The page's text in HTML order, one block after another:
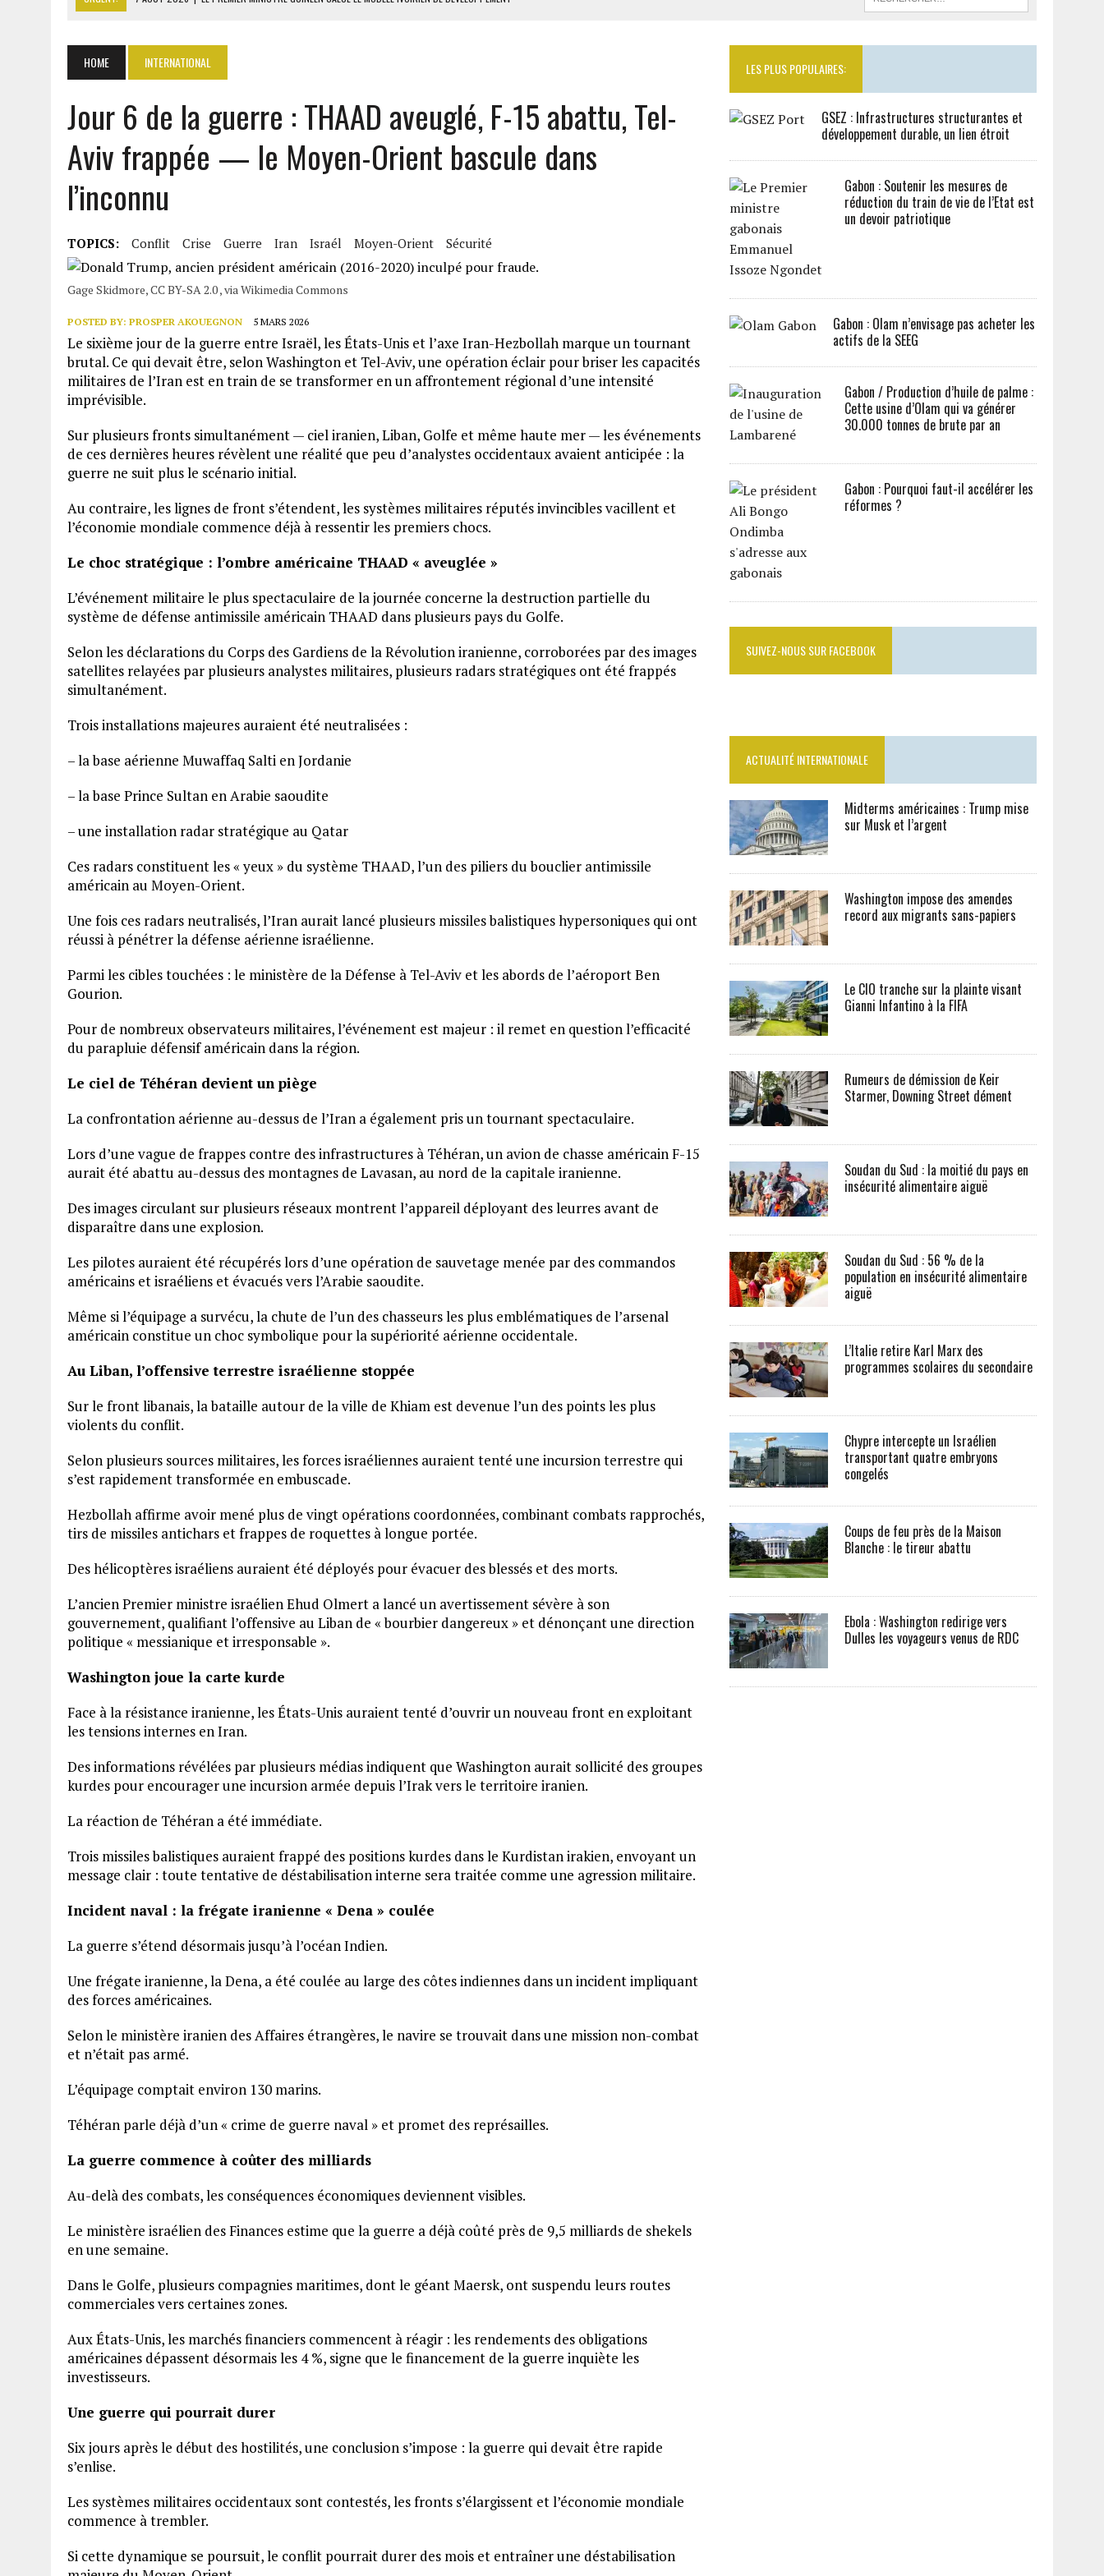
7 AOÛT 2026 | OUATTARA APPELLE À L’UNION NATIONALE POUR BÂTIR LA GRANDE CÔTE D’IVOIRE
7 AOÛT 2026
CÔTE D’IVOIRE : OUATTARA GRACIE 4 661 DÉTENUS POUR L’INDÉPENDANCE
HOME INTERNATIONAL
Jour 6 de la guerre : THAAD aveuglé, F-15 abattu, Tel-
Aviv frappée — le Moyen-Orient bascule dans
l’inconnu
TOPICS: Conflit Crise Guerre Iran Israél Moyen-Orient Sécurité
Gage Skidmore, CC BY-SA 2.0 , via Wikimedia Commons
POSTED BY: PROSPER AKOUEGNON 5 MARS 2026
Le sixième jour de la guerre entre Israël, les États-Unis et l’axe Iran-Hezbollah marque un tournant
brutal. Ce qui devait être, selon Washington et Tel-Aviv, une opération éclair pour briser les capacités
militaires de l’Iran est en train de se transformer en un affrontement régional d’une intensité
imprévisible.
Sur plusieurs fronts simultanément — ciel iranien, Liban, Golfe et même haute mer — les événements
de ces dernières heures révèlent une réalité que peu d’analystes occidentaux avaient anticipée : la
guerre ne suit plus le scénario initial.
Au contraire, les lignes de front s’étendent, les systèmes militaires réputés invincibles vacillent et
l’économie mondiale commence déjà à ressentir les premiers chocs.
Le choc stratégique : l’ombre américaine THAAD « aveuglée »
L’événement militaire le plus spectaculaire de la journée concerne la destruction partielle du
système de défense antimissile américain THAAD dans plusieurs pays du Golfe.
Selon les déclarations du Corps des Gardiens de la Révolution iranienne, corroborées par des images
satellites relayées par plusieurs analystes militaires, plusieurs radars stratégiques ont été frappés
simultanément.
Trois installations majeures auraient été neutralisées :
– la base aérienne Muwaffaq Salti en Jordanie
– la base Prince Sultan en Arabie saoudite
– une installation radar stratégique au Qatar
Ces radars constituent les « yeux » du système THAAD, l’un des piliers du bouclier antimissile
américain au Moyen-Orient.
Une fois ces radars neutralisés, l’Iran aurait lancé plusieurs missiles balistiques hypersoniques qui ont
réussi à pénétrer la défense aérienne israélienne.
Parmi les cibles touchées : le ministère de la Défense à Tel-Aviv et les abords de l’aéroport Ben
Gourion.
Pour de nombreux observateurs militaires, l’événement est majeur : il remet en question l’efficacité
du parapluie défensif américain dans la région.
Le ciel de Téhéran devient un piège
La confrontation aérienne au-dessus de l’Iran a également pris un tournant spectaculaire.
Lors d’une vague de frappes contre des infrastructures à Téhéran, un avion de chasse américain F-15
aurait été abattu au-dessus des montagnes de Lavasan, au nord de la capitale iranienne.
Des images circulant sur plusieurs réseaux montrent l’appareil déployant des leurres avant de
disparaître dans une explosion.
Les pilotes auraient été récupérés lors d’une opération de sauvetage menée par des commandos
américains et israéliens et évacués vers l’Arabie saoudite.
Même si l’équipage a survécu, la chute de l’un des chasseurs les plus emblématiques de l’arsenal
américain constitue un choc symbolique pour la supériorité aérienne occidentale.
Au Liban, l’offensive terrestre israélienne stoppée
Sur le front libanais, la bataille autour de la ville de Khiam est devenue l’un des points les plus
violents du conflit.
Selon plusieurs sources militaires, les forces israéliennes auraient tenté une incursion terrestre qui
s’est rapidement transformée en embuscade.
Hezbollah affirme avoir mené plus de vingt opérations coordonnées, combinant combats rapprochés,
tirs de missiles antichars et frappes de roquettes à longue portée.
Des hélicoptères israéliens auraient été déployés pour évacuer des blessés et des morts.
L’ancien Premier ministre israélien Ehud Olmert a lancé un avertissement sévère à son
gouvernement, qualifiant l’offensive au Liban de « bourbier dangereux » et dénonçant une direction
politique « messianique et irresponsable ».
Washington joue la carte kurde
Face à la résistance iranienne, les États-Unis auraient tenté d’ouvrir un nouveau front en exploitant
les tensions internes en Iran.
Des informations révélées par plusieurs médias indiquent que Washington aurait sollicité des groupes
kurdes pour encourager une incursion armée depuis l’Irak vers le territoire iranien.
La réaction de Téhéran a été immédiate.
Trois missiles balistiques auraient frappé des positions kurdes dans le Kurdistan irakien, envoyant un
message clair : toute tentative de déstabilisation interne sera traitée comme une agression militaire.
Incident naval : la frégate iranienne « Dena » coulée
La guerre s’étend désormais jusqu’à l’océan Indien.
Une frégate iranienne, la Dena, a été coulée au large des côtes indiennes dans un incident impliquant
des forces américaines.
Selon le ministère iranien des Affaires étrangères, le navire se trouvait dans une mission non-combat
et n’était pas armé.
L’équipage comptait environ 130 marins.
Téhéran parle déjà d’un « crime de guerre naval » et promet des représailles.
La guerre commence à coûter des milliards
Au-delà des combats, les conséquences économiques deviennent visibles.
Le ministère israélien des Finances estime que la guerre a déjà coûté près de 9,5 milliards de shekels
en une semaine.
Dans le Golfe, plusieurs compagnies maritimes, dont le géant Maersk, ont suspendu leurs routes
commerciales vers certaines zones.
Aux États-Unis, les marchés financiers commencent à réagir : les rendements des obligations
américaines dépassent désormais les 4 %, signe que le financement de la guerre inquiète les
investisseurs.
Une guerre qui pourrait durer
Six jours après le début des hostilités, une conclusion s’impose : la guerre qui devait être rapide
s’enlise.
Les systèmes militaires occidentaux sont contestés, les fronts s’élargissent et l’économie mondiale
commence à trembler.
Si cette dynamique se poursuit, le conflit pourrait durer des mois et entraîner une déstabilisation
LES PLUS POPULAIRES:
GSEZ : Infrastructures structurantes et
développement durable, un lien étroit
Gabon : Soutenir les mesures de
réduction du train de vie de l’Etat est
un devoir patriotique
Gabon : Olam n’envisage pas acheter les
actifs de la SEEG
Gabon / Production d’huile de palme :
Cette usine d’Olam qui va générer
30.000 tonnes de brute par an
Gabon : Pourquoi faut-il accélérer les
réformes ?
SUIVEZ-NOUS SUR FACEBOOK
ACTUALITÉ INTERNATIONALE
Midterms américaines : Trump mise
sur Musk et l’argent
Washington impose des amendes
record aux migrants sans-papiers
Le CIO tranche sur la plainte visant
Gianni Infantino à la FIFA
Rumeurs de démission de Keir
Starmer, Downing Street dément
Soudan du Sud : la moitié du pays en
insécurité alimentaire aiguë
Soudan du Sud : 56 % de la
population en insécurité alimentaire
aiguë
L’Italie retire Karl Marx des
programmes scolaires du secondaire
Chypre intercepte un Israélien
transportant quatre embryons
congelés
Coups de feu près de la Maison
Blanche : le tireur abattu
Ebola : Washington redirige vers
Dulles les voyageurs venus de RDC